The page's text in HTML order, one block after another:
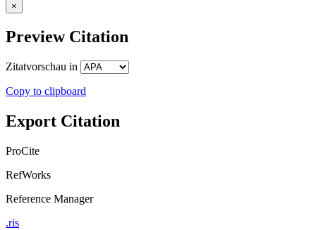
×
Preview Citation
Zitatvorschau in
Copy to clipboard
Export Citation
ProCite
RefWorks
Reference Manager
.ris